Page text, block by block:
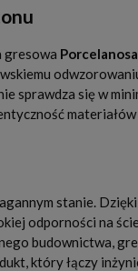
gresowa
sprawdza się w
stanie.
odporności na
budownictwa,
który łączy